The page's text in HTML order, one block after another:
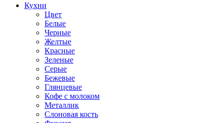
Кухни
Цвет
Белые
Черные
Желтые
Красные
Зеленые
Серые
Бежевые
Глянцевые
Кофе с молоком
Металлик
Слоновая кость